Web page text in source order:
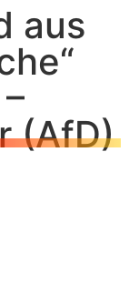
aus
(AfD)